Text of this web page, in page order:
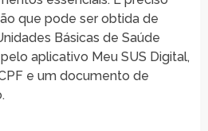
que pode ser obtida de
Básicas de Saúde
aplicativo Meu SUS Digital,
e um documento de